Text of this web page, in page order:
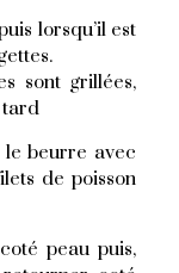
lorsqu’il est
sont grillées,
tard
beurre avec
de poisson
peau puis,